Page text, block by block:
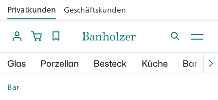
Privatkunden Geschäftskunden
Glas Porzellan Besteck Küche Bar
Bar